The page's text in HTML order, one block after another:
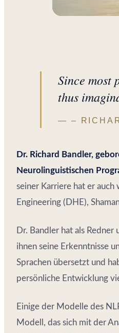
Since most
thus
–
Dr. Richard Bandler,
Neurolinguistischen
seiner Karriere hat er
Engineering (DHE),
Dr. Bandler hat als
ihnen seine Erkenntnisse
Sprachen übersetzt und
persönliche Entwicklung
Einige der Modelle des
Modell, das sich mit der